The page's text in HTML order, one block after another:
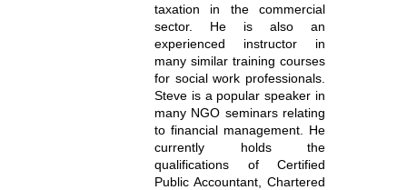
taxation in the commercial
sector. He is also an
experienced instructor in
many similar training courses
for social work professionals.
Steve is a popular speaker in
many NGO seminars relating
to financial management. He
currently holds the
qualifications of Certified
Public Accountant, Chartered